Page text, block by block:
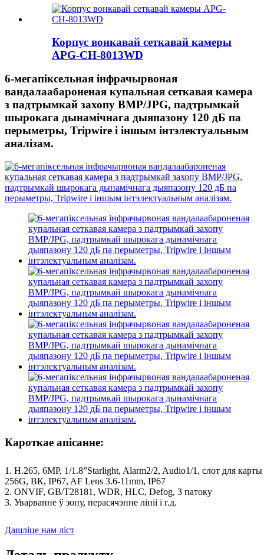
Корпус вонкавай сеткавай камеры
APG-CH-8013WD
6-мегапіксельная інфрачырвоная
вандалаабароненая купальная сеткавая камера
з падтрымкай захопу BMP/JPG, падтрымкай
шырокага дынамічнага дыяпазону 120 дБ па
перыметры, Tripwire і іншым інтэлектуальным
аналізам.
Кароткае апісанне:
1. H.265, 6MP, 1/1.8”Starlight, Alarm2/2, Audio1/1, слот для карты
256G, ВК, IP67, AF Lens 3.6-11mm, IP67
2. ONVIF, GB/T28181, WDR, HLC, Defog, 3 патоку
3. Уварванне ў зону, перасячэнне лініі і г.д.
Дашліце нам ліст